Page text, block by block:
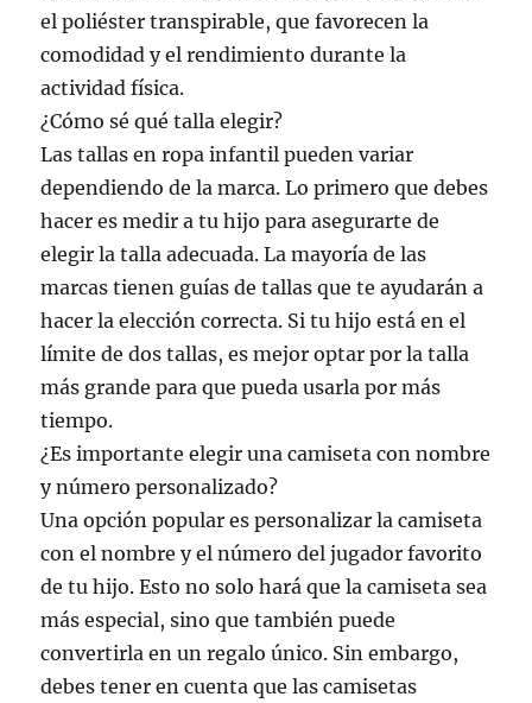
el poliéster transpirable, que favorecen la
comodidad y el rendimiento durante la
actividad física.
¿Cómo sé qué talla elegir?
Las tallas en ropa infantil pueden variar
dependiendo de la marca. Lo primero que debes
hacer es medir a tu hijo para asegurarte de
elegir la talla adecuada. La mayoría de las
marcas tienen guías de tallas que te ayudarán a
hacer la elección correcta. Si tu hijo está en el
límite de dos tallas, es mejor optar por la talla
más grande para que pueda usarla por más
tiempo.
¿Es importante elegir una camiseta con nombre
y número personalizado?
Una opción popular es personalizar la camiseta
con el nombre y el número del jugador favorito
de tu hijo. Esto no solo hará que la camiseta sea
más especial, sino que también puede
convertirla en un regalo único. Sin embargo,
debes tener en cuenta que las camisetas